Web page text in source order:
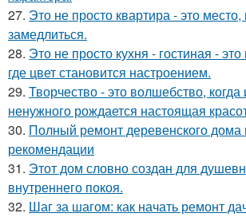
27. Это не просто квартира - это место,
замедлиться.
28. Это не просто кухня - гостиная -
где цвет становится настроением.
29. Творчество - это волшебство, когда
ненужного рождается настоящая
30. Полный ремонт деревенского дома
рекомендации
31. Этот дом словно создан для
внутреннего покоя.
32. Шаг за шагом: как начать ремонт